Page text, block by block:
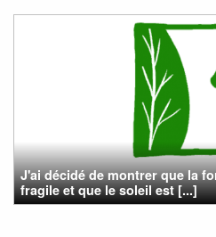
J'ai décidé de montrer que la
fragile et que le soleil est [...]